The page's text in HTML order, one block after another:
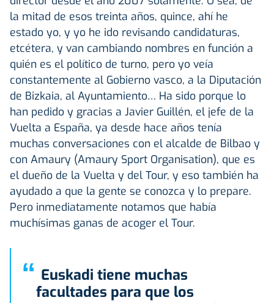
la mitad de esos treinta años, quince, ahí he
estado yo, y yo he ido revisando candidaturas,
etcétera, y van cambiando nombres en función a
quién es el político de turno, pero yo veía
constantemente al Gobierno vasco, a la Diputación
de Bizkaia, al Ayuntamiento… Ha sido porque lo
han pedido y gracias a Javier Guillén, el jefe de la
Vuelta a España, ya desde hace años tenía
muchas conversaciones con el alcalde de Bilbao y
con Amaury (Amaury Sport Organisation), que es
el dueño de la Vuelta y del Tour, y eso también ha
ayudado a que la gente se conozca y lo prepare.
Pero inmediatamente notamos que había
muchísimas ganas de acoger el Tour.
“ Euskadi tiene muchas
facultades para que los